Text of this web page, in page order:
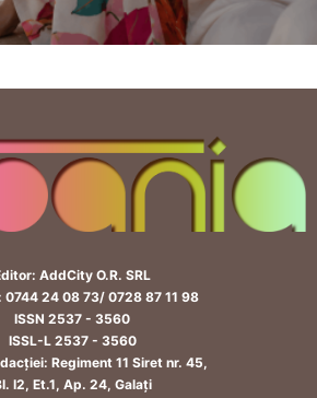
AddCity O.R. SRL
0744 24 08 73/ 0728 87 11 98
ISSN 2537 - 3560
ISSL-L 2537 - 3560
Regiment 11 Siret nr. 45,
I2, Et.1, Ap. 24, Galați